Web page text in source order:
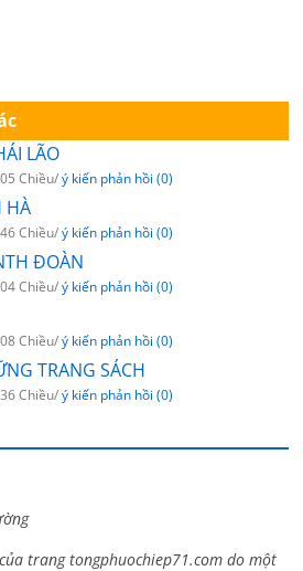
LÃO
Chiều/ý kiến phản hồi (0)
HÀ
Chiều/ý kiến phản hồi (0)
ĐOÀN
Chiều/ý kiến phản hồi (0)
Chiều/ý kiến phản hồi (0)
TRANG SÁCH
Chiều/ý kiến phản hồi (0)
trang tongphuochiep71.com do một